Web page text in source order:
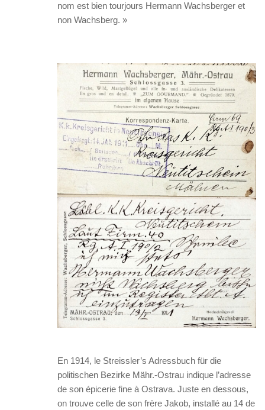
nom est bien tourjours Hermann Wachsberger et
non Wachsberg. »
En 1914, le Streissler’s Adressbuch für die
politischen Bezirke Mähr.-Ostrau indique l’adresse
de son épicerie fine à Ostrava. Juste en dessous,
on trouve celle de son frère Jakob, installé au 14 de